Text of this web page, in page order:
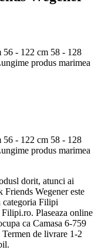
56 - 122 cm 58 - 128
produs marimea
56 - 122 cm 58 - 128
produs marimea
dorit, atunci ai
Friends Wegener este
categoria Filipi
Plaseaza online
ca Camasa 6-759
de livrare 1-2